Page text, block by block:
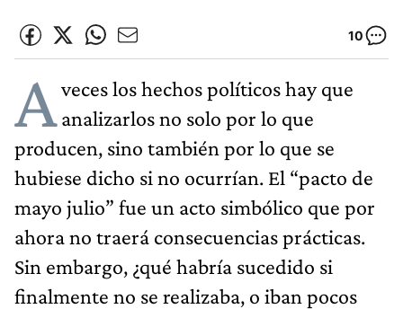
10
Aveces los hechos políticos hay que
analizarlos no solo por lo que
producen, sino también por lo que se
hubiese dicho si no ocurrían. El “pacto de
mayo julio” fue un acto simbólico que por
ahora no traerá consecuencias prácticas.
Sin embargo, ¿qué habría sucedido si
finalmente no se realizaba, o iban pocos